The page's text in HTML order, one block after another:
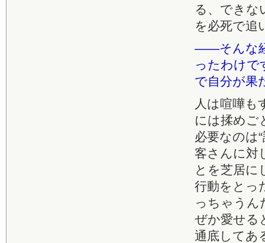
る、できな
を必死で追
――そんな
ったわけで
で自分が果
人は喧嘩も
には揉めご
必要なのは
客さんに対
とを芝居に
行動をとっ
っちゃうん
ぜか愛せる
通底してあ